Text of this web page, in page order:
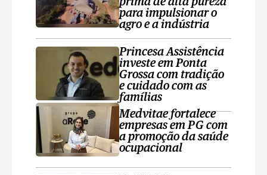
para impulsionar o
agro e a indústria
Princesa Assistência
investe em Ponta
Grossa com tradição
e cuidado com as
famílias
Medvitae fortalece
empresas em PG com
a promoção da saúde
ocupacional